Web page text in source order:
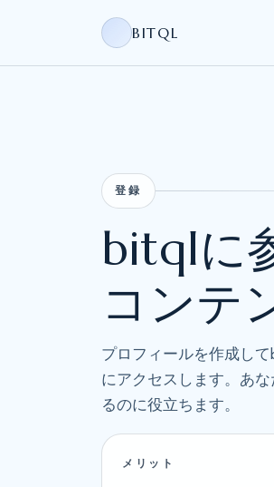
BITQL
登録
bitqlに
コンテ
プロフィールを作成し
にアクセスします。あ
るのに役立ちます。
メリット